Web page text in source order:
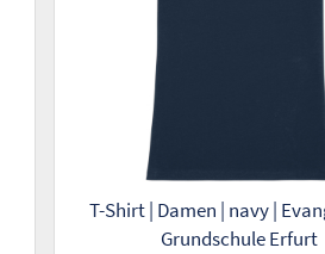
T-Shirt | Damen | navy | Evangelische
Grundschule Erfurt